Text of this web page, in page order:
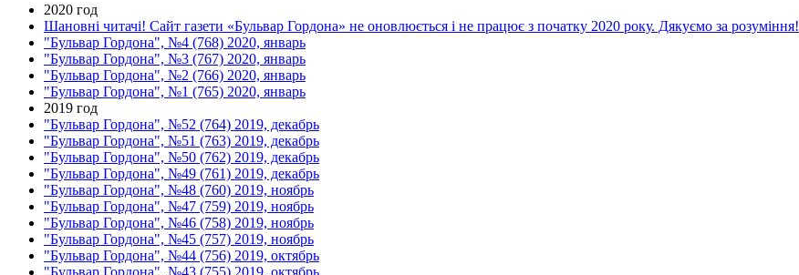
2020 год
Шановні читачі! Сайт газети «Бульвар Гордона» не оновлюється і не працює з початку 2020 року. Дякуємо за розуміння!
"Бульвар Гордона", №4 (768) 2020, январь
"Бульвар Гордона", №3 (767) 2020, январь
"Бульвар Гордона", №2 (766) 2020, январь
"Бульвар Гордона", №1 (765) 2020, январь
2019 год
"Бульвар Гордона", №52 (764) 2019, декабрь
"Бульвар Гордона", №51 (763) 2019, декабрь
"Бульвар Гордона", №50 (762) 2019, декабрь
"Бульвар Гордона", №49 (761) 2019, декабрь
"Бульвар Гордона", №48 (760) 2019, ноябрь
"Бульвар Гордона", №47 (759) 2019, ноябрь
"Бульвар Гордона", №46 (758) 2019, ноябрь
"Бульвар Гордона", №45 (757) 2019, ноябрь
"Бульвар Гордона", №44 (756) 2019, октябрь
"Бульвар Гордона", №43 (755) 2019, октябрь